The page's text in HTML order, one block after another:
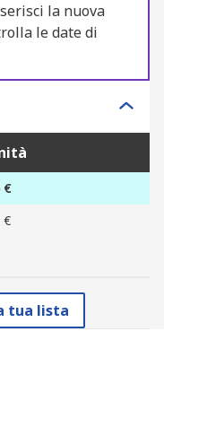
la nuova
le date di
€
€
tua lista